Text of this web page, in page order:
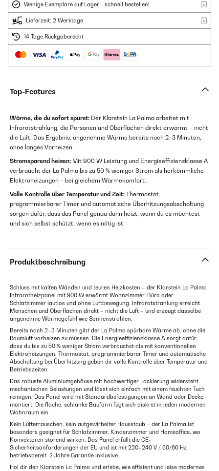
Wenige Exemplare auf Lager - schnell bestellen!
Lieferzeit: 2 Werktage
14 Tage Rückgaberecht
Top-Features
Wärme, die du sofort spürst: Der Klarstein La Palma arbeitet mit
Infrarotstrahlung, die Personen und Oberflächen direkt erwärmt – nicht
die Luft. Das Ergebnis: angenehme Wärme bereits nach 2–3 Minuten,
ohne langes Vorheizen.
Stromsparend heizen: Mit 900 W Leistung und Energieeffizienzklasse A
verbraucht der La Palma bis zu 50 % weniger Strom als herkömmliche
Elektroheizungen – bei gleichem Wärmekomfort.
Volle Kontrolle über Temperatur und Zeit: Thermostat,
programmierbarer Timer und automatische Überhitzungsabschaltung
sorgen dafür, dass das Panel genau dann heizt, wenn du es möchtest –
und sich selbst schützt, wenn es nötig ist.
Produktbeschreibung
Schluss mit kalten Wänden und teuren Heizkosten – der Klarstein La Palma
Infrarotheizpanel mit 900 W erwärmt Wohnzimmer, Büro oder
Schlafzimmer lautlos und ohne Luftbewegung. Infrarotstrahlung erreicht
Menschen und Oberflächen direkt – nicht die Luft – und erzeugt dasselbe
angenehme Wärmegefühl wie Sonnenstrahlen.
Bereits nach 2–3 Minuten gibt der La Palma spürbare Wärme ab, ohne die
Raumluft vorheizen zu müssen. Die Energieeffizienzklasse A sorgt dafür,
dass du bis zu 50 % weniger Strom verbrauchst als mit konventionellen
Elektroheizungen. Thermostat, programmierbarer Timer und automatische
Abschaltung bei Überhitzung geben dir volle Kontrolle über Temperatur und
Betriebszeiten.
Das robuste Aluminiumgehäuse mit hochwertiger Lackierung widersteht
mechanischen Belastungen und lässt sich einfach mit einem feuchten Tuch
reinigen. Das Panel wird mit Standardbefestigungen an Wand oder Decke
montiert. Die flache, schlanke Bauform fügt sich diskret in jeden modernen
Wohnraum ein.
Kein Lüfterrauschen, kein aufgewirbelter Hausstaub – der La Palma ist
besonders geeignet für Schlafzimmer, Kinderzimmer und Homeoffice, wo
Konvektoren störend wirken. Das Panel erfüllt die CE-
Sicherheitsanforderungen der EU und ist mit 220–240 V / 50/60 Hz
betriebsbereit. 2 Jahre Garantie inklusive.
Hol dir den Klarstein La Palma und erlebe, wie effizient und leise modernes